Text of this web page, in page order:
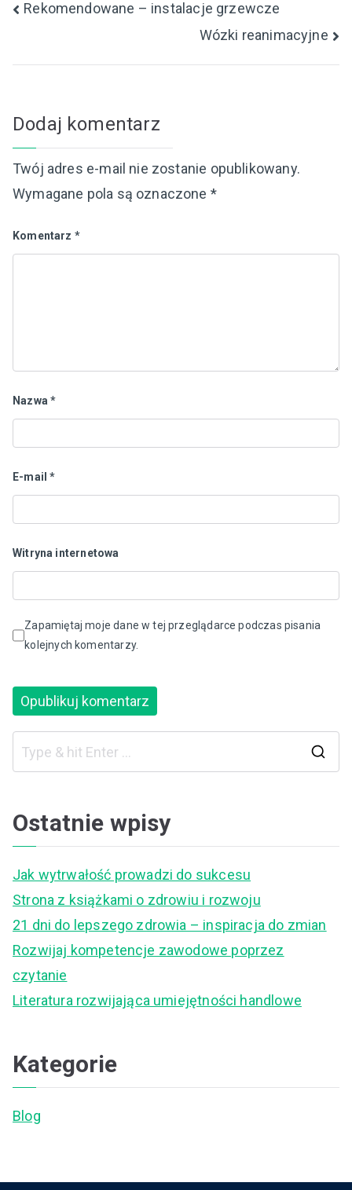
Nawigacja
Rekomendowane – instalacje grzewcze
Wózki reanimacyjne
Dodaj komentarz
Twój adres e-mail nie zostanie opublikowany.
Wymagane pola są oznaczone *
Komentarz *
Nazwa*
E-mail*
Witryna internetowa
Zapamiętaj moje dane w tej przeglądarce podczas pisania
kolejnych komentarzy.
Ostatnie wpisy
Jak wytrwałość prowadzi do sukcesu
Strona z książkami o zdrowiu i rozwoju
21 dni do lepszego zdrowia – inspiracja do zmian
Rozwijaj kompetencje zawodowe poprzez
czytanie
Literatura rozwijająca umiejętności handlowe
Kategorie
Blog